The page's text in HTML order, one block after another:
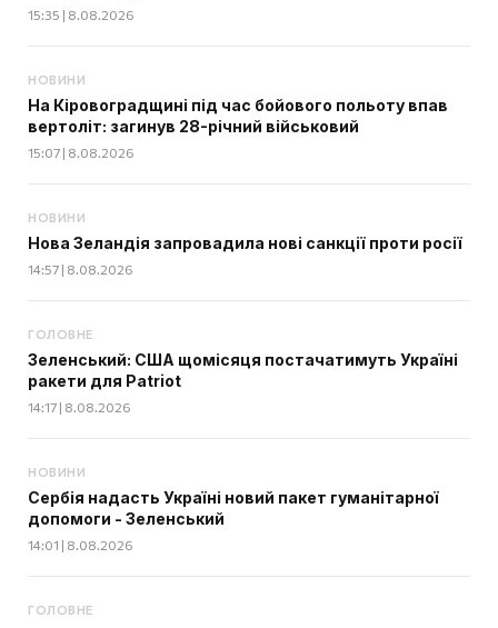
15:35 | 8.08.2026
НОВИНИ
На Кіровоградщині під час бойового польоту впав
вертоліт: загинув 28-річний військовий
15:07 | 8.08.2026
НОВИНИ
Нова Зеландія запровадила нові санкції проти росії
14:57 | 8.08.2026
ГОЛОВНЕ
Зеленський: США щомісяця постачатимуть Україні
ракети для Patriot
14:17 | 8.08.2026
НОВИНИ
Сербія надасть Україні новий пакет гуманітарної
допомоги - Зеленський
14:01 | 8.08.2026
ГОЛОВНЕ